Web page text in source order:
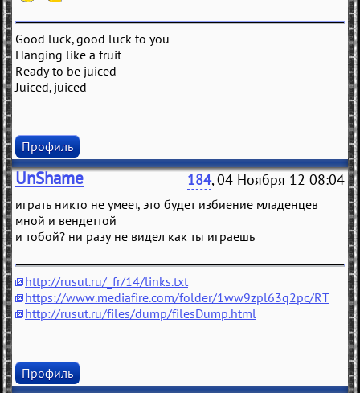
Good luck, good luck to you
Hanging like a fruit
Ready to be juiced
Juiced, juiced
Профиль
UnShame 184, 04 Ноября 12 08:04
играть никто не умеет, это будет избиение младенцев
мной и вендеттой
и тобой? ни разу не видел как ты играешь
http://rusut.ru/_fr/14/links.txt
https://www.mediafire.com/folder/1ww9zpl63q2pc/RT
http://rusut.ru/files/dump/filesDump.html
Профиль